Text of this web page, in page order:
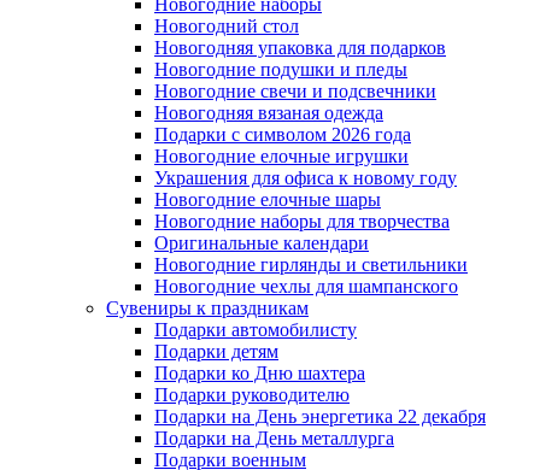
Новогодние наборы
Новогодний стол
Новогодняя упаковка для подарков
Новогодние подушки и пледы
Новогодние свечи и подсвечники
Новогодняя вязаная одежда
Подарки с символом 2026 года
Новогодние елочные игрушки
Украшения для офиса к новому году
Новогодние елочные шары
Новогодние наборы для творчества
Оригинальные календари
Новогодние гирлянды и светильники
Новогодние чехлы для шампанского
Сувениры к праздникам
Подарки автомобилисту
Подарки детям
Подарки ко Дню шахтера
Подарки руководителю
Подарки на День энергетика 22 декабря
Подарки на День металлурга
Подарки военным